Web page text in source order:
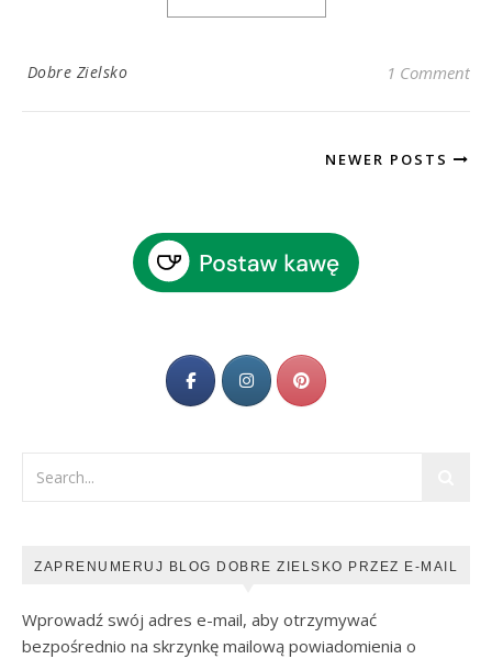
Dobre Zielsko 1 Comment
NEWER POSTS
ZAPRENUMERUJ BLOG DOBRE ZIELSKO PRZEZ E-MAIL
Wprowadź swój adres e-mail, aby otrzymywać
bezpośrednio na skrzynkę mailową powiadomienia o